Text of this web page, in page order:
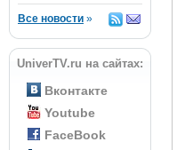
Все новости »
UniverTV.ru на сайтах:
Вконтакте
Youtube
FaceBook